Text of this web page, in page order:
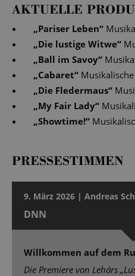
AKTUELLE
„Pariser Leben“
„Die lustige Witwe“
„Ball im Savoy“
„Cabaret“
„Die Fledermaus“
„My Fair Lady“
„Showtime!“
PRESSESTIMMEN
9. März 2026 | Andreas
DNN
Willkommen auf dem
Die Premiere von Lehárs